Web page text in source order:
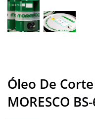
Óleo De
MORESCO